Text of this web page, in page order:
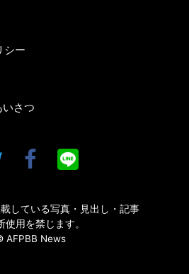
シー
さつ
している写真・見出し・記事
使用を禁じます。
AFPBB News